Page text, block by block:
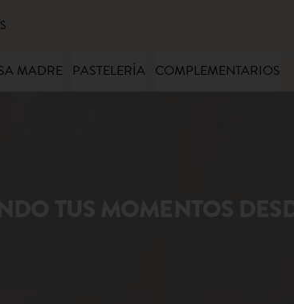
MADRE PASTELERÍA COMPLEMENTARIOS